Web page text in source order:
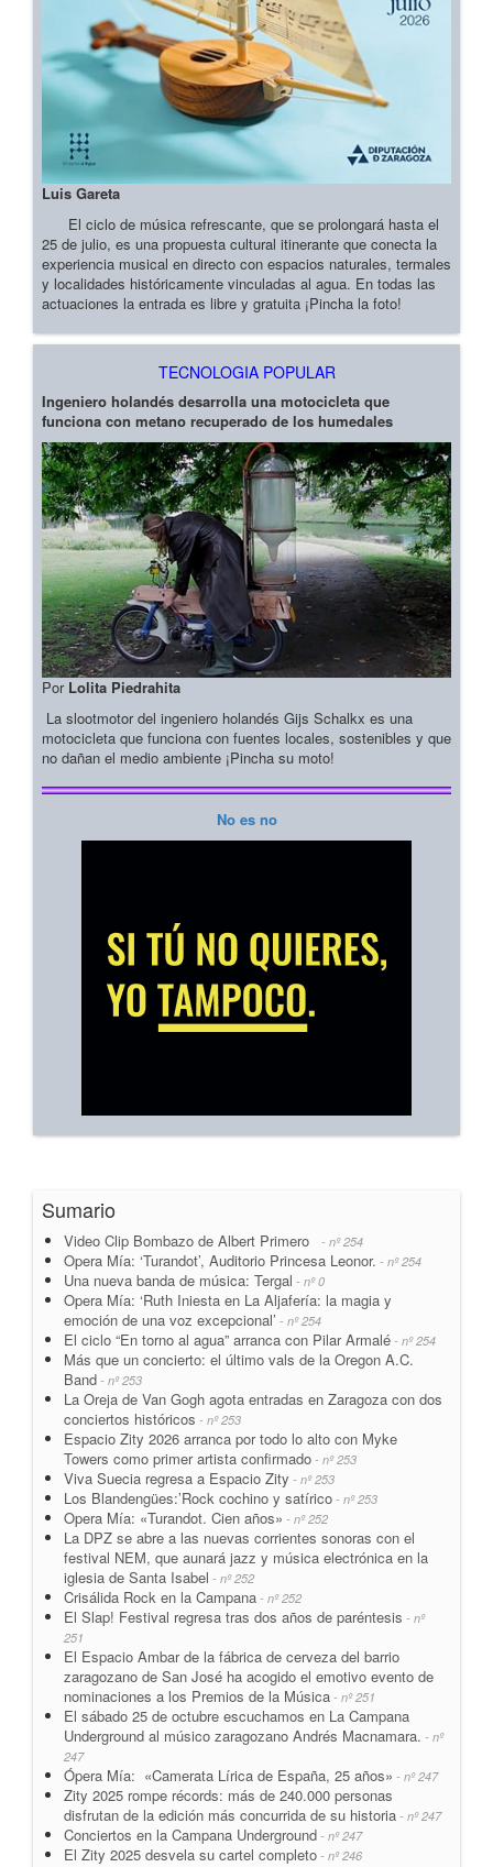
Luis Gareta
El ciclo de música refrescante, que se prolongará hasta el
25 de julio, es una propuesta cultural itinerante que conecta la
experiencia musical en directo con espacios naturales, termales
y localidades históricamente vinculadas al agua. En todas las
actuaciones la entrada es libre y gratuita ¡Pincha la foto!
TECNOLOGIA POPULAR
Ingeniero holandés desarrolla una motocicleta que
funciona con metano recuperado de los humedales
Por Lolita Piedrahita
La slootmotor del ingeniero holandés Gijs Schalkx es una
motocicleta que funciona con fuentes locales, sostenibles y que
no dañan el medio ambiente ¡Pincha su moto!
No es no
Sumario
Video Clip Bombazo de Albert Primero - nº 254
Opera Mía: ‘Turandot’, Auditorio Princesa Leonor. - nº 254
Una nueva banda de música: Tergal - nº 0
Opera Mía: ‘Ruth Iniesta en La Aljafería: la magia y
emoción de una voz excepcional’ - nº 254
El ciclo “En torno al agua” arranca con Pilar Armalé - nº 254
Más que un concierto: el último vals de la Oregon A.C.
Band - nº 253
La Oreja de Van Gogh agota entradas en Zaragoza con dos
conciertos históricos - nº 253
Espacio Zity 2026 arranca por todo lo alto con Myke
Towers como primer artista confirmado - nº 253
Viva Suecia regresa a Espacio Zity - nº 253
Los Blandengües:’Rock cochino y satírico - nº 253
Opera Mía: «Turandot. Cien años» - nº 252
La DPZ se abre a las nuevas corrientes sonoras con el
festival NEM, que aunará jazz y música electrónica en la
iglesia de Santa Isabel - nº 252
Crisálida Rock en la Campana - nº 252
El Slap! Festival regresa tras dos años de paréntesis - nº
251
El Espacio Ambar de la fábrica de cerveza del barrio
zaragozano de San José ha acogido el emotivo evento de
nominaciones a los Premios de la Música - nº 251
El sábado 25 de octubre escuchamos en La Campana
Underground al músico zaragozano Andrés Macnamara. - nº
247
Ópera Mía: «Camerata Lírica de España, 25 años» - nº 247
Zity 2025 rompe récords: más de 240.000 personas
disfrutan de la edición más concurrida de su historia - nº 247
Conciertos en la Campana Underground - nº 247
El Zity 2025 desvela su cartel completo - nº 246